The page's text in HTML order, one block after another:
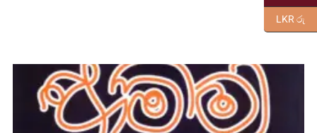
LKR රු